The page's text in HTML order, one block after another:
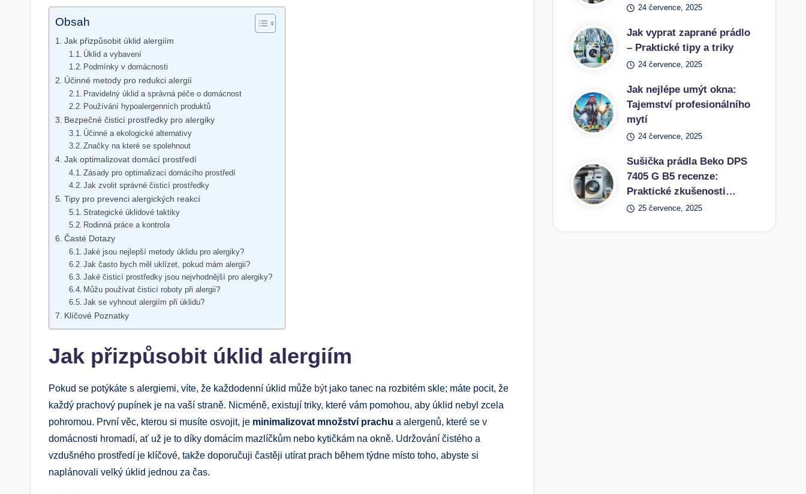
Obsah
Jak přizpůsobit úklid alergiím
Úklid a vybavení
Podmínky v domácnosti
Účinné metody pro redukci alergií
Pravidelný úklid a správná péče o domácnost
Používání hypoalergenních produktů
Bezpečné čisticí prostředky pro alergiky
Účinné a ekologické alternativy
Značky na které se spolehnout
Jak optimalizovat domácí prostředí
Zásady pro optimalizaci domácího prostředí
Jak zvolit správné čisticí prostředky
Tipy pro prevenci alergických reakcí
Strategické úklidové taktiky
Rodinná práce a kontrola
Časté Dotazy
Jaké jsou nejlepší metody úklidu pro alergiky?
Jak často bych měl uklízet, pokud mám alergii?
Jaké čisticí prostředky jsou nejvhodnější pro alergiky?
Můžu používat čisticí roboty při alergii?
Jak se vyhnout alergiím při úklidu?
Klíčové Poznatky
Jak přizpůsobit úklid alergiím
Pokud se potýkáte s alergiemi, víte, že každodenní úklid může býtjako tanec na rozbitém skle; máte pocit, že
každý prachový pupínek je na vaší straně. Nicméně, existují triky, které vám pomohou, aby úklid nebyl zcela
pohromou. První věc, kterou si musíte osvojit, je minimalizovat množství prachu a alergenů, které se v
domácnosti hromadí, ať už je to díky domácím mazlíčkům nebo kytičkám na okně. Udržování čistého a
vzdušného prostředí je klíčové, takže doporučuji častěji utírat prach během týdne místo toho, abyste si
naplánovali velký úklid jednou za čas.
24 července, 2025
Jak vyprat zaprané prádlo
– Praktické tipy a triky
24 července, 2025
Jak nejlépe umýt okna:
Tajemství profesionálního
mytí
24 července, 2025
Sušička prádla Beko DPS
7405 G B5 recenze:
Praktické zkušenosti…
25 července, 2025